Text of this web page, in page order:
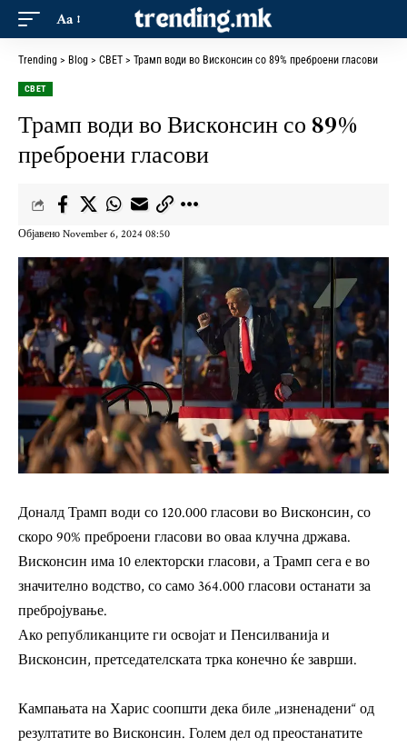
Aa
Trending > Blog > СВЕТ > Трамп води во Висконсин со 89% преброени гласови
СВЕТ
Трамп води во Висконсин со 89%
преброени гласови
Објавено November 6, 2024 08:50
Доналд Трамп води со 120.000 гласови во Висконсин, со
скоро 90% преброени гласови во оваа клучна држава.
Висконсин има 10 електорски гласови, а Трамп сега е во
значително водство, со само 364.000 гласови останати за
пребројување.
Ако републиканците ги освојат и Пенсилванија и
Висконсин, претседателската трка конечно ќе заврши.
Кампањата на Харис соопшти дека биле „изненадени“ од
резултатите во Висконсин. Голем дел од преостанатите